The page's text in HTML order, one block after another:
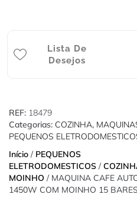
Lista De
Desejos
REF: 18479
Categorias: COZINHA,
PEQUENOS
Início / PEQUENOS
ELETRODOMESTICOS /
MOINHO / MAQUINA CAFE
1450W COM MOINHO 15 BARES